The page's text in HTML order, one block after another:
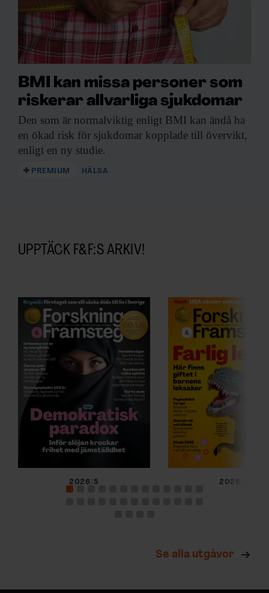
BMI kan missa personer som
riskerar allvarliga sjukdomar
Den som är normalviktig enligt BMI kan ändå ha
en ökad risk för sjukdomar kopplade till övervikt,
enligt en ny studie.
PREMIUM HÄLSA
UPPTÄCK F&F:S ARKIV!
2026/5 2026/4
Se alla utgåvor